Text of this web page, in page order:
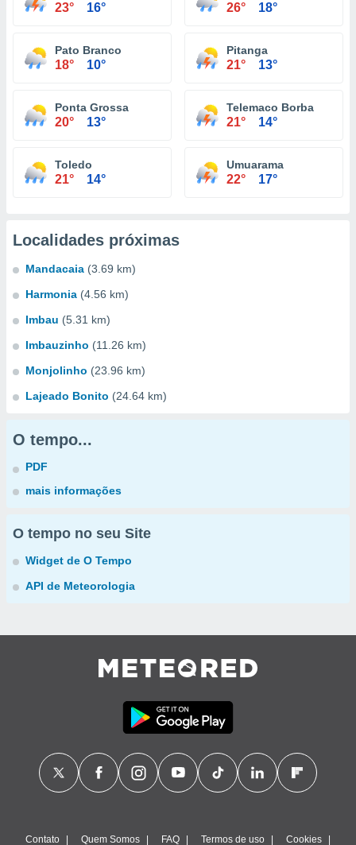
23° 16° 26° 18°
Pato Branco
18° 10°
Pitanga
21° 13°
Ponta Grossa
20° 13°
Telemaco Borba
21° 14°
Toledo
21° 14°
Umuarama
22° 17°
Localidades próximas
Mandacaia (3.69 km)
Harmonia (4.56 km)
Imbau (5.31 km)
Imbauzinho (11.26 km)
Monjolinho (23.96 km)
Lajeado Bonito (24.64 km)
O tempo...
PDF
mais informações
O tempo no seu Site
Widget de O Tempo
API de Meteorologia
Contato Quem Somos FAQ Termos de uso Cookies